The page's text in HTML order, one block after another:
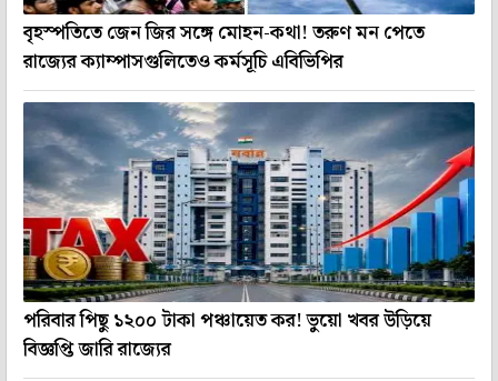
বৃহস্পতিতে জেন জির সঙ্গে মোহন-কথা! তরুণ মন পেতে
রাজ্যের ক্যাম্পাসগুলিতেও কর্মসূচি এবিভিপির
পরিবার পিছু ১২০০ টাকা পঞ্চায়েত কর! ভুয়ো খবর উড়িয়ে
বিজ্ঞপ্তি জারি রাজ্যের